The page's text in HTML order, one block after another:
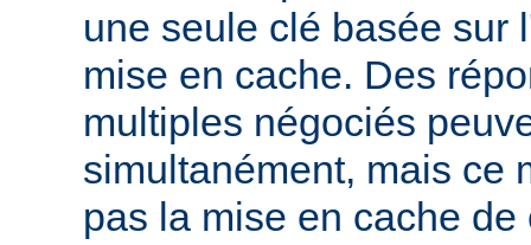
une seule clé basée sur
mise en cache. Des
multiples négociés
simultanément, mais ce
pas la mise en cache